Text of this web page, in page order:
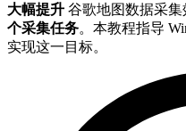
大幅提升 谷歌地图数据采
个采集任务。本教程指导
实现这一目标。